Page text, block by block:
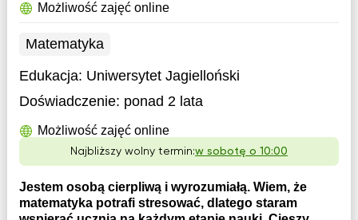
Możliwość zajęć online
Matematyka
Edukacja: Uniwersytet Jagielloński
Doświadczenie: ponad 2 lata
Możliwość zajęć online
Najbliższy wolny termin:w sobotę o 10:00
Jestem osobą cierpliwą i wyrozumiałą. Wiem, że
matematyka potrafi stresować, dlatego staram